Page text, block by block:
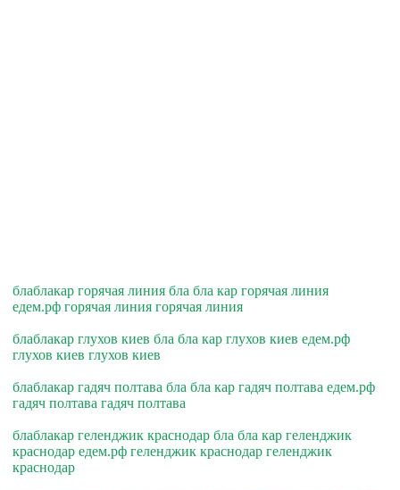
блаблакар горячая линия бла бла кар горячая линия
едем.рф горячая линия горячая линия
блаблакар глухов киев бла бла кар глухов киев едем.рф
глухов киев глухов киев
блаблакар гадяч полтава бла бла кар гадяч полтава едем.рф
гадяч полтава гадяч полтава
блаблакар геленджик краснодар бла бла кар геленджик
краснодар едем.рф геленджик краснодар геленджик
краснодар